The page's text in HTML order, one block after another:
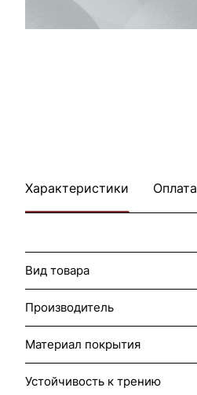
Характеристики Оплата
Вид товара
Производитель
Материал покрытия
Устойчивость к трению